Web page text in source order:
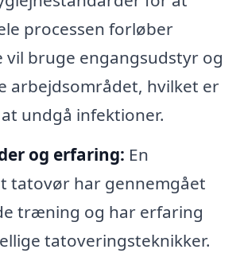
processen forløber
vil bruge engangsudstyr og
arbejdsområdet, hvilket er
undgå infektioner.
og erfaring: En
tatovør har gennemgået
træning og har erfaring
tatoveringsteknikker.